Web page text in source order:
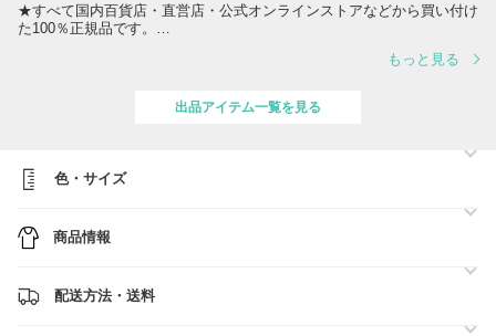
★すべて国内百貨店・直営店・公式オンラインストアなどから買い付け
た100％正規品です。
★ご購入前に在庫状況をお問い合わせいただければ、よりスムーズにご
★BUYMAに掲載している商品以外でも、当店でお取り扱い・お取り寄
せが可能な場合がございます。
[返品について]
「紛失補償制度」・「品質補償（初期不良補償）制度」・「返品補償制
万が一に備え、BUYMAの補償制度**「あんしんプラス」**への加入を
もっと見る
出品アイテム一覧を見る
色・サイズ
商品情報
配送方法・送料